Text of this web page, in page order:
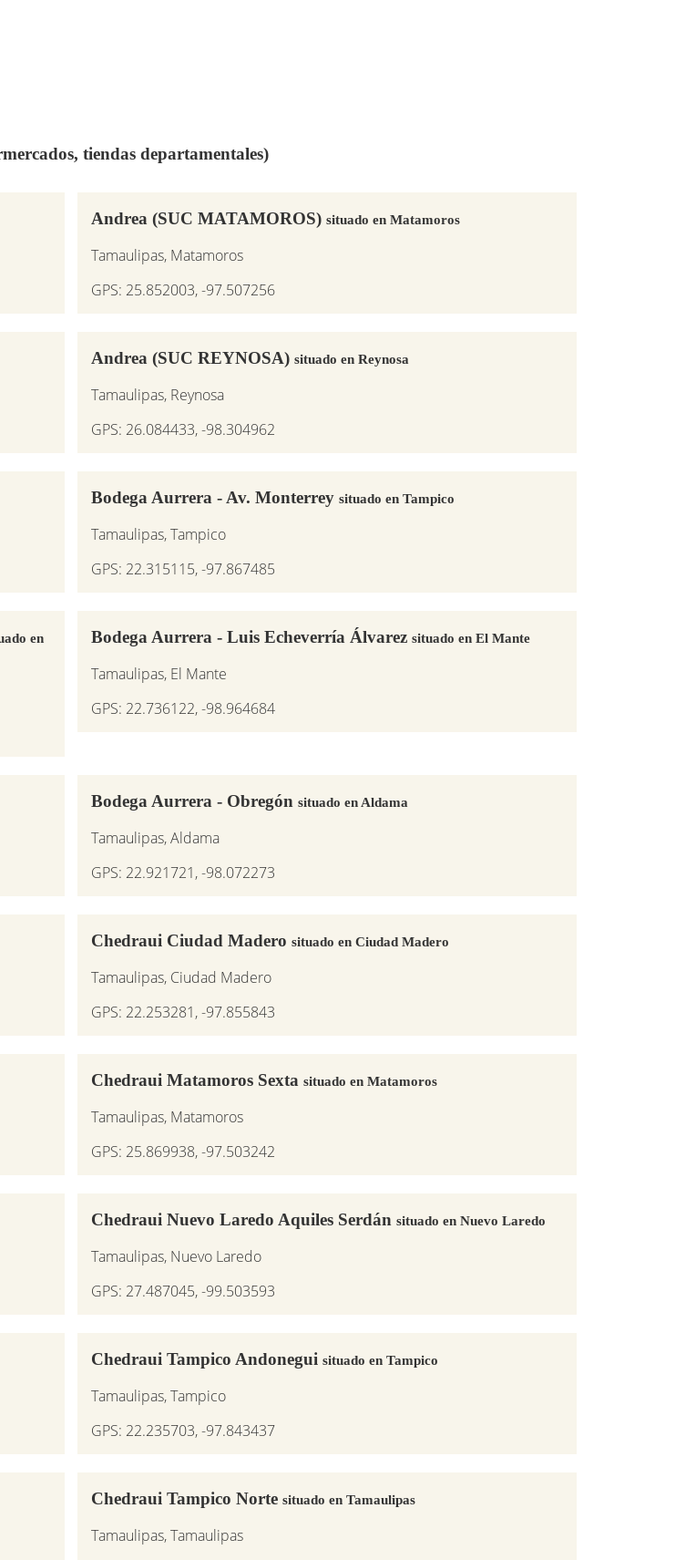
tiendas departamentales)
Andrea (SUC MATAMOROS) situado en Matamoros
Tamaulipas, Matamoros
GPS: 25.852003, -97.507256
Andrea (SUC REYNOSA) situado en Reynosa
Tamaulipas, Reynosa
GPS: 26.084433, -98.304962
Bodega Aurrera - Av. Monterrey situado en Tampico
Tamaulipas, Tampico
GPS: 22.315115, -97.867485
en
Bodega Aurrera - Luis Echeverría Álvarez situado en El Mante
Tamaulipas, El Mante
GPS: 22.736122, -98.964684
Bodega Aurrera - Obregón situado en Aldama
Tamaulipas, Aldama
GPS: 22.921721, -98.072273
Chedraui Ciudad Madero situado en Ciudad Madero
Tamaulipas, Ciudad Madero
GPS: 22.253281, -97.855843
Chedraui Matamoros Sexta situado en Matamoros
Tamaulipas, Matamoros
GPS: 25.869938, -97.503242
Chedraui Nuevo Laredo Aquiles Serdán situado en Nuevo Laredo
Tamaulipas, Nuevo Laredo
GPS: 27.487045, -99.503593
Chedraui Tampico Andonegui situado en Tampico
Tamaulipas, Tampico
GPS: 22.235703, -97.843437
Chedraui Tampico Norte situado en Tamaulipas
Tamaulipas, Tamaulipas